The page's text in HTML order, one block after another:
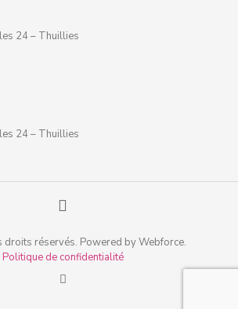
24 – Thuillies
24 – Thuillies
réservés. Powered by Webforce.
Politique de confidentialité